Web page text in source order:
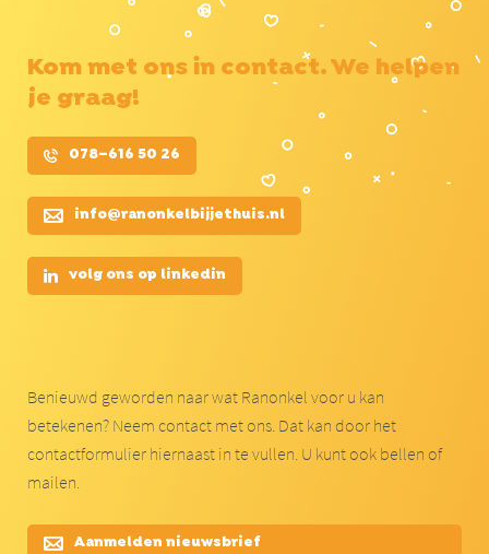
Kom met ons in contact. We helpen
je graag!
078–616 50 26
info@ranonkelbijjethuis.nl
volg ons op linkedin
Benieuwd geworden naar wat Ranonkel voor u kan
betekenen? Neem contact met ons. Dat kan door het
contactformulier hiernaast in te vullen. U kunt ook bellen of
mailen.
Aanmelden nieuwsbrief